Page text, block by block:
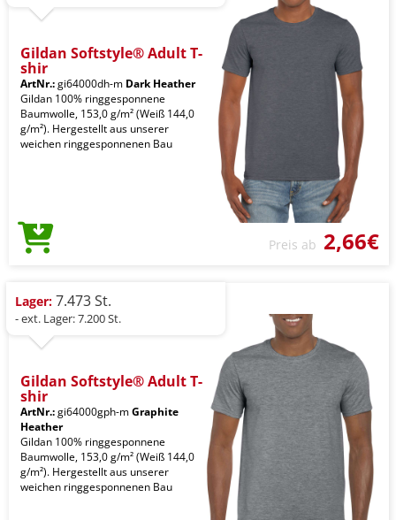
Gildan Softstyle® Adult T-
shir
ArtNr.:gi64000dh-m Dark Heather
Gildan 100% ringgesponnene
Baumwolle, 153,0 g/m² (Weiß 144,0
g/m²). Hergestellt aus unserer
weichen ringgesponnenen Bau
Preis ab 2,66€
Lager: 7.473 St.
- ext. Lager: 7.200 St.
Gildan Softstyle® Adult T-
shir
ArtNr.:gi64000gph-mGraphite
Heather
Gildan 100% ringgesponnene
Baumwolle, 153,0 g/m² (Weiß 144,0
g/m²). Hergestellt aus unserer
weichen ringgesponnenen Bau